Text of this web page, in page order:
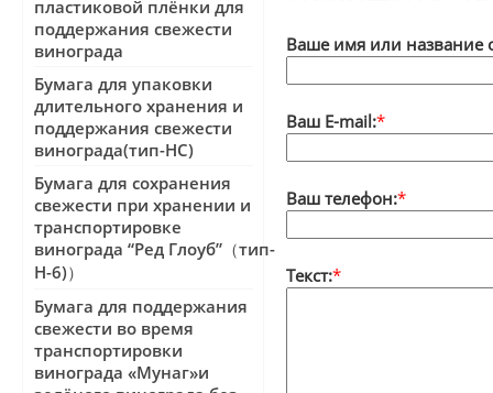
пластиковой плёнки для
поддержания свежести
винограда
Бумага для упаковки
длительного хранения и
поддержания свежести
винограда(тип-НС)
Бумага для сохранения
свежести при хранении и
транспортировке
винограда “Ред Глоуб”（тип-
Н-6)）
Бумага для поддержания
свежести во время
транспортировки
винограда «Мунаг»и
Ваше имя или название
Ваш E-mail:*
Ваш телефон:*
Текст:*